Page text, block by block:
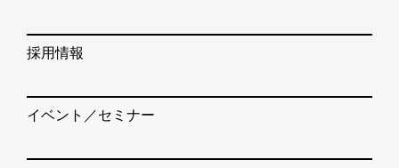
採用情報
イベント／セミナー